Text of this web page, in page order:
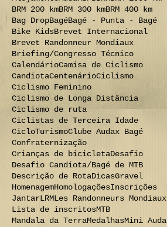
AlojamentoAudaxBPB BRMBRM 1000 km
BRM 200 kmBRM 300 kmBRM 400 km
Bag DropBagéBagé - Punta - Bagé
Bike KidsBrevet Internacional
Brevet Randonneur Mondiaux
Briefing/Congresso Técnico
CalendárioCamisa de Ciclismo
CandiotaCentenário Ciclismo
Ciclismo Feminino
Ciclismo de Longa Distância
Ciclismo de ruta
Ciclistas de Terceira Idade
CicloTurismo Clube Audax Bagé
Confraternização
Crianças de bicicletaDesafio
Desafio Candiota/Bagé de MTB
Descrição de RotaDicasGravel
Homenagem Homologações
JantarLRMLes Randonneurs Mondiaux